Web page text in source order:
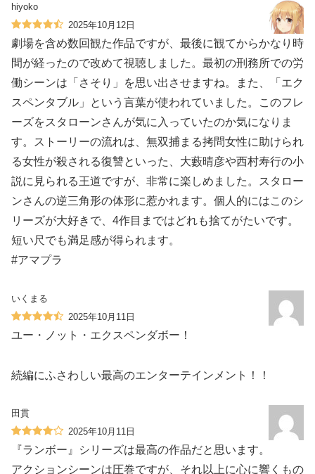
hiyoko
2025年10月12日
劇場を含め数回観た作品ですが、最後に観てからかなり時
間が経ったので改めて視聴しました。最初の刑務所での労
働シーンは「さそり」を思い出させますね。また、「エク
スペンタブル」という言葉が使われていました。このフレ
ーズをスタローンさんが気に入っていたのか気になりま
す。ストーリーの流れは、無双捕まる拷問女性に助けられ
る女性が殺される復讐といった、大藪晴彦や西村寿行の小
説に見られる王道ですが、非常に楽しめました。スタロー
ンさんの逆三角形の体形に惹かれます。個人的にはこのシ
リーズが大好きで、4作目まではどれも捨てがたいです。
短い尺でも満足感が得られます。
#アマプラ
いくまる
2025年10月11日
ユー・ノット・エクスペンダボー！
続編にふさわしい最高のエンターテインメント！！
田貫
2025年10月11日
『ランボー』シリーズは最高の作品だと思います。
アクションシーンは圧巻ですが、それ以上に心に響くもの